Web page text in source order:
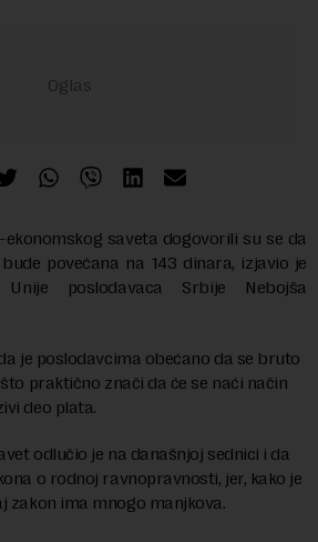
saveta dogovorili su se da
povećana na 143 dinara, izjavio je
poslodavaca Srbije Nebojša
je poslodavcima obećano da se bruto
praktično znači da će se naći način
deo plata.
odlučio je na današnjoj sednici i da
o rodnoj ravnopravnosti, jer, kako je
zakon ima mnogo manjkova.